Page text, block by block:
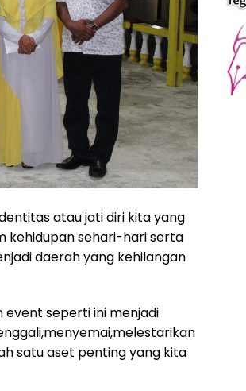
atau jati diri kita yang
kehidupan sehari-hari serta
daerah yang kehilangan
seperti ini menjadi
satu aset penting yang kita